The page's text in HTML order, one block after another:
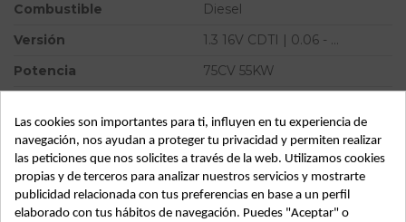
Combustible
Diesel
Versión
1.3 16V CDTI | 0.06 - ...
Potencia
75CV 55KW
...
Tipo vehículo
Turismo
Almacén
49349
SubAlmacén
370
Las cookies son importantes para ti, influyen en tu experiencia de
navegación, nos ayudan a proteger tu privacidad y permiten realizar
las peticiones que nos solicites a través de la web. Utilizamos cookies
propias y de terceros para analizar nuestros servicios y mostrarte
publicidad relacionada con tus preferencias en base a un perfil
elaborado con tus hábitos de navegación. Puedes "Aceptar" o